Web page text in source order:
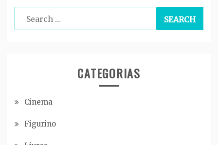
for:
CATEGORIAS
Cinema
Figurino